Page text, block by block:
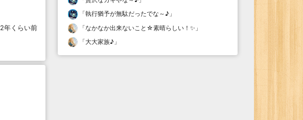
2年くらい前
「執行猶予が無駄だったでな～♪ 」
「なかなか出来ないこと☆素晴らしい！✨ 」
「大大家族♪ 」